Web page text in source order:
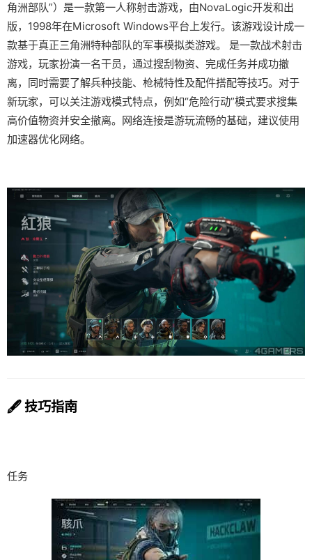
角洲部队”）是一款第一人称射击游戏，由NovaLogic开发和出
版，1998年在Microsoft Windows平台上发行。该游戏设计成一
款基于真正三角洲特种部队的军事模拟类游戏。 是一款战术射击
游戏，玩家扮演一名干员，通过搜刮物资、完成任务并成功撤
离，同时需要了解兵种技能、枪械特性及配件搭配等技巧。对于
新玩家，可以关注游戏模式特点，例如“危险行动”模式要求搜集
高价值物资并安全撤离。网络连接是游玩流畅的基础，建议使用
加速器优化网络。
🖋️ 技巧指南
任务